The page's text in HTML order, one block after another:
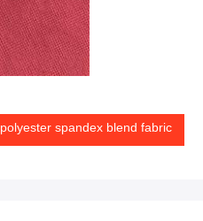
polyester spandex blend fabric